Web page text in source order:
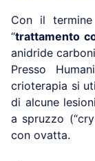
Con il termine
“trattamento
anidride
Presso
crioterapia si
di alcune
a spruzzo
con ovatta.